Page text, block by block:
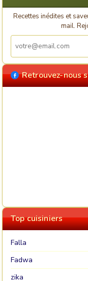
Recettes inédites et
mail.
Retrouvez-nous
Top cuisiniers
Falla
Fadwa
zika